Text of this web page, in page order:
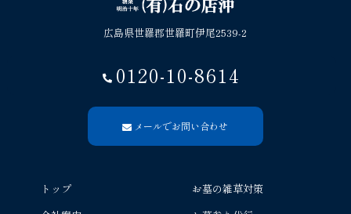
広島県世羅郡世羅町伊尾2539-2
0120-10-8614
メールでお問い合わせ
トップ
お墓の雑草対策